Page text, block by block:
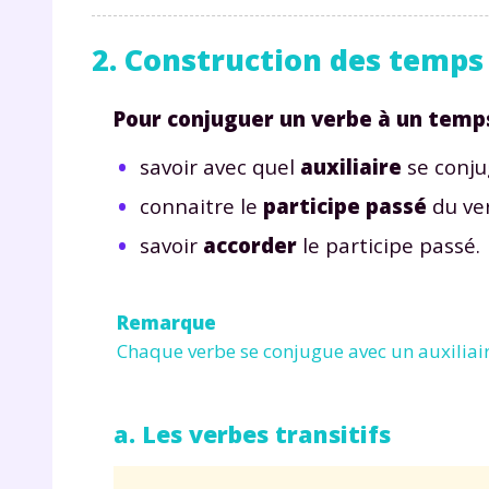
2. Construction des
Pour conjuguer un verbe à un
savoir avec quel auxiliaire se
connaitre le participe passé du
savoir accorder le participe passé.
Remarque
Chaque verbe se conjugue avec un
a. Les verbes transitifs